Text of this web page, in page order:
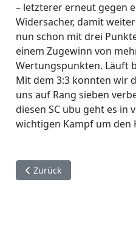
– letzterer erneut gegen
Widersacher, damit
nun schon mit drei
einem Zugewinn von
Wertungspunkten. Läuft
Mit dem 3:3 konnten wir
uns auf Rang sieben
diesen SC ubu geht es in
wichtigen Kampf um den
Vorheriger Beitrag:
Zurück